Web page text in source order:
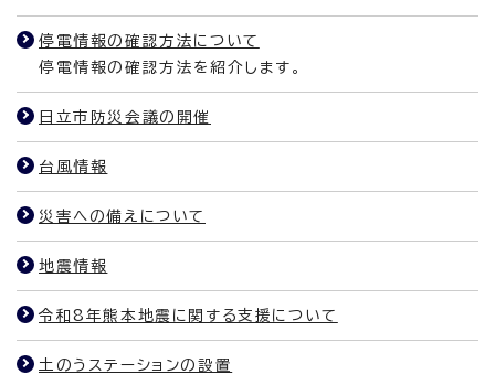
停電情報の確認方法について
停電情報の確認方法を紹介します。
日立市防災会議の開催
台風情報
災害への備えについて
地震情報
令和8年熊本地震に関する支援について
土のうステーションの設置